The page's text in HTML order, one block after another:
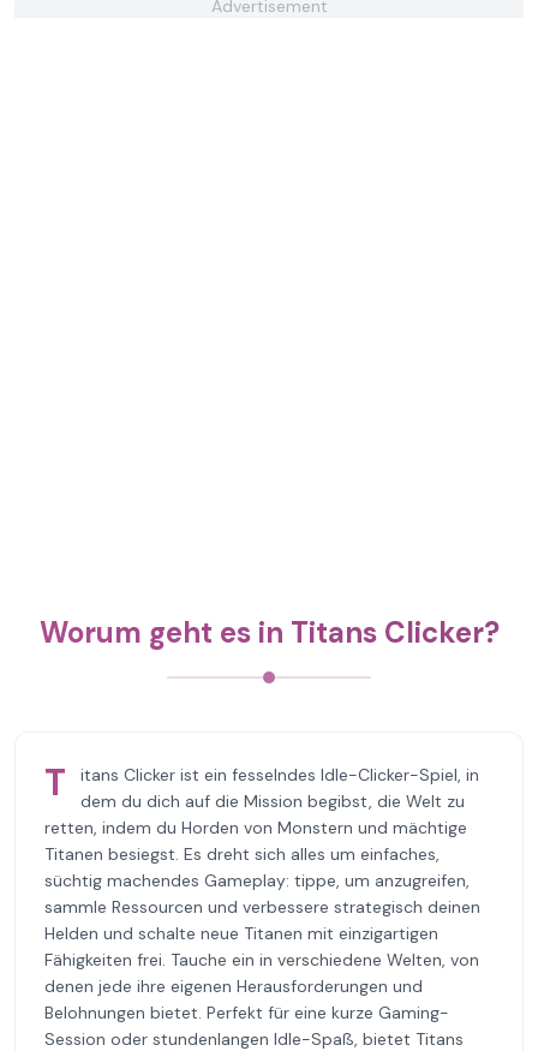
Advertisement
Worum geht es in Titans Clicker?
T
itans Clicker ist ein fesselndes Idle-Clicker-Spiel, in
dem du dich auf die Mission begibst, die Welt zu
retten, indem du Horden von Monstern und mächtige
Titanen besiegst. Es dreht sich alles um einfaches,
süchtig machendes Gameplay: tippe, um anzugreifen,
sammle Ressourcen und verbessere strategisch deinen
Helden und schalte neue Titanen mit einzigartigen
Fähigkeiten frei. Tauche ein in verschiedene Welten, von
denen jede ihre eigenen Herausforderungen und
Belohnungen bietet. Perfekt für eine kurze Gaming-
Session oder stundenlangen Idle-Spaß, bietet Titans